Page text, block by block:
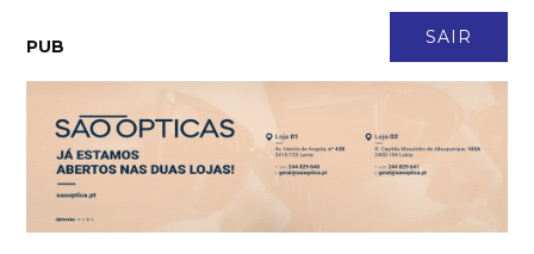
SAIR
PUB
Biorresíduos: Vem aí um novo contentor e outro balde para a
cozinha